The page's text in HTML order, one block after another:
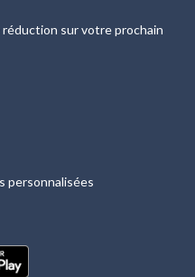
sur votre prochain
personnalisées